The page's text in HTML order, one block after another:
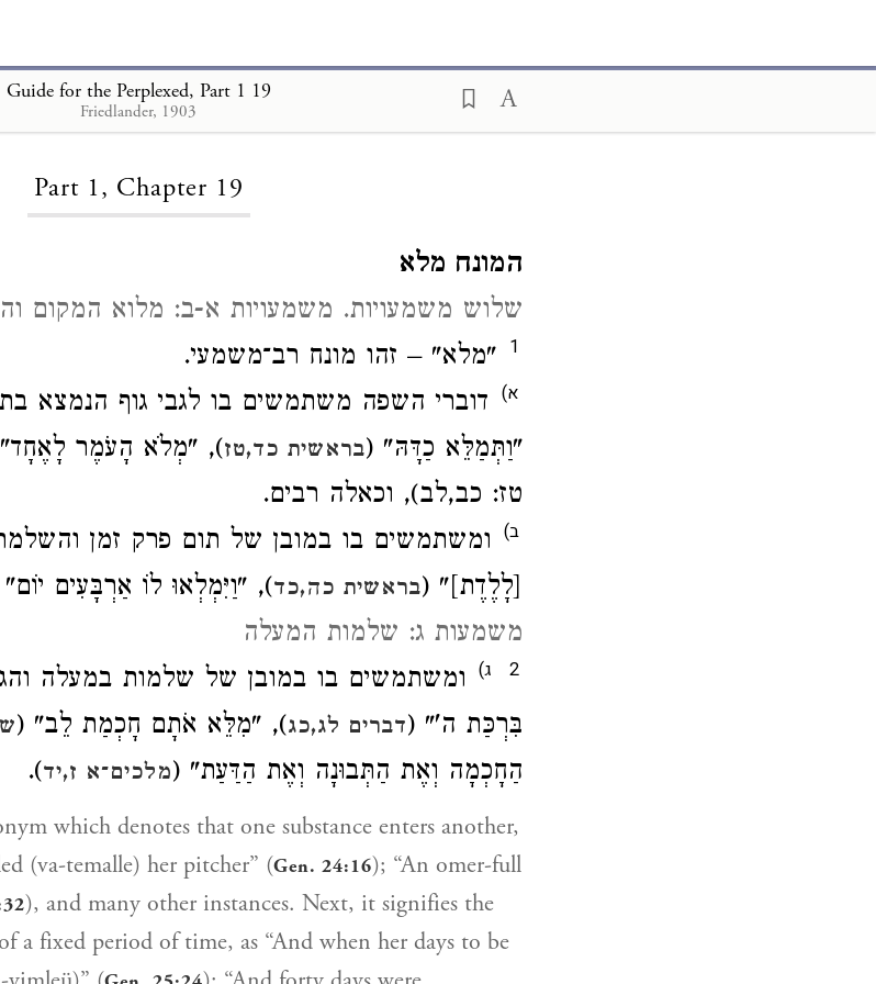
Guide for the Perplexed, Part 1 19
Friedlander, 1903
Loading...
Part 1, Chapter 19
המונח מלא
שלוש משמעויות. משמעויות א-ב: מלוא המקום
1 "מלא" – זהו מונח רב־משמעי.
א) דוברי השפה משתמשים בו לגבי גוף הנמצא
"וַתְּמַלֵּא כַדָּהּ" (בראשית כד,טז), "מְלֹא הָעֹמֶר לָאֶחָד"
טז: כב,לב), וכאלה רבים.
ב) ומשתמשים בו במובן של תום פרק זמן
[לָלֶדֶת]" (בראשית כה,כד), "וַיִּמְלְאוּ לוֹ אַרְבָּעִים
משמעות ג: שלמות המעלה
2 ג) ומשתמשים בו במובן של שלמות במעלה
בִּרְכַּת ה'" (דברים לג,כג), "מִלֵּא אֹתָם חָכְמַת לֵב" (
הַחָכְמָה וְאֶת הַתְּבוּנָה וְאֶת הַדַּעַת" (מלכים־א ז,יד).
which denotes that one substance enters another,
(va-temalle) her pitcher” (Gen. 24:16); “An omer-full
), and many other instances. Next, it signifies the
a fixed period of time, as “And when her days to be